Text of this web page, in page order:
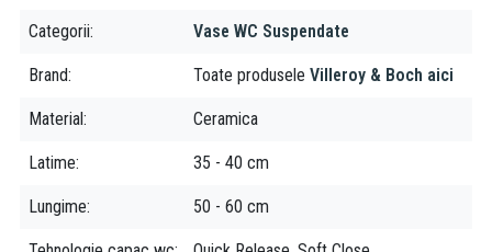
Categorii Vase WC Suspendate
Brand Toate produsele Villeroy & Boch aici
Material Ceramica
Latime 35 - 40 cm
Lungime 50 - 60 cm